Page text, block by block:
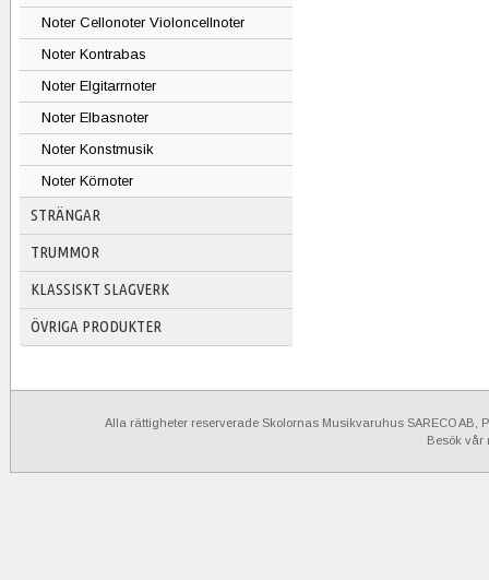
Noter Cellonoter Violoncellnoter
Noter Kontrabas
Noter Elgitarrnoter
Noter Elbasnoter
Noter Konstmusik
Noter Körnoter
STRÄNGAR
TRUMMOR
KLASSISKT SLAGVERK
ÖVRIGA PRODUKTER
Alla rättigheter reserverade Skolornas Musikvaruhus SARECO AB,
Besök vår